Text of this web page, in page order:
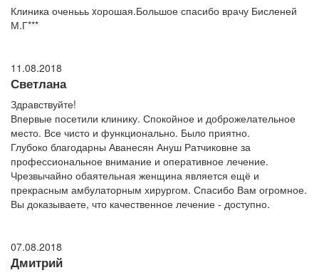
Клиника оченььь xорошая.Большое спасибо врачу Бисленей
М.Г***
11.08.2018
Светлана
Здравствуйте!
Впервые посетили клинику. Спокойное и доброжелательное
место. Все чисто и функционально. Было приятно.
Глубоко благодарны Аванесян Ануш Ратчиковне за
профессиональное внимание и оперативное лечение.
Чрезвычайно обаятельная женщина является ещё и
прекрасным амбулаторным хирургом. Спасибо Вам огромное.
Вы доказываете, что качественное лечение - доступно.
07.08.2018
Дмитрий